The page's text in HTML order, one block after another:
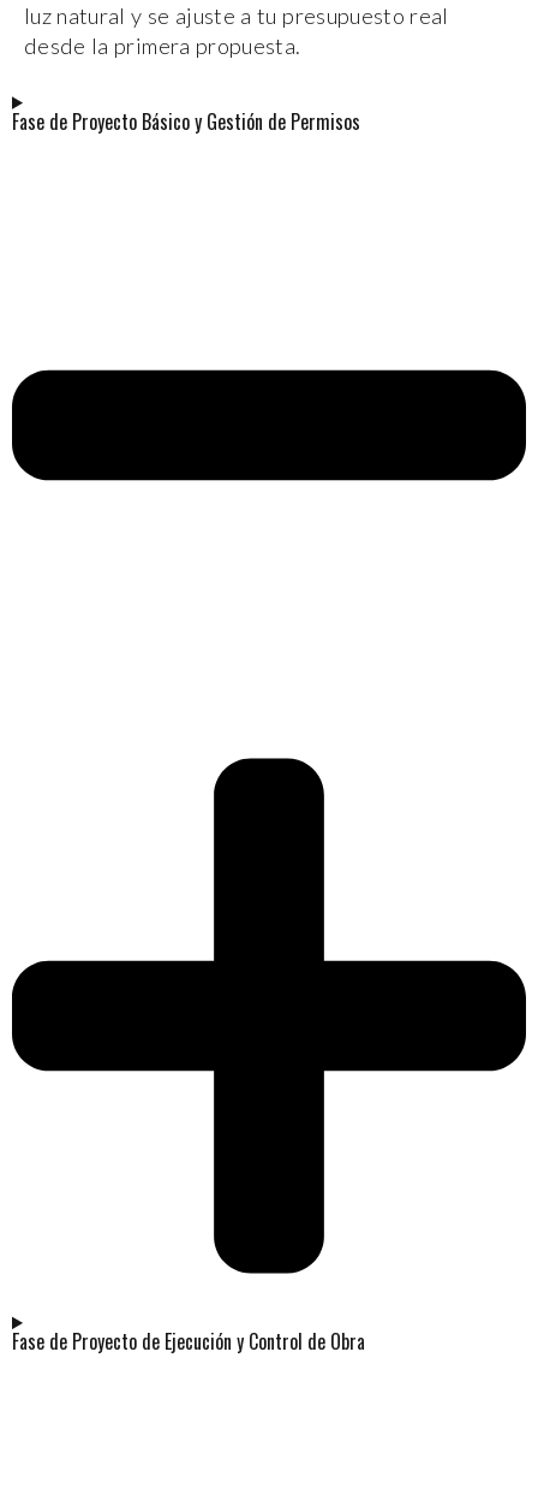
luz natural y se ajuste a tu presupuesto real
desde la primera propuesta.
Fase de Proyecto Básico y Gestión de Permisos
Fase de Proyecto de Ejecución y Control de Obra